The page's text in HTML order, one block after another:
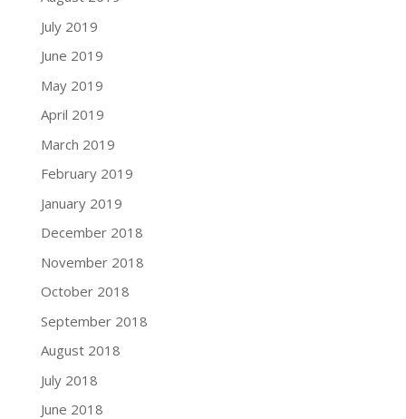
July 2019
June 2019
May 2019
April 2019
March 2019
February 2019
January 2019
December 2018
November 2018
October 2018
September 2018
August 2018
July 2018
June 2018